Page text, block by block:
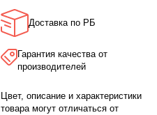
Доставка по РБ
Гарантия качества от
производителей
Цвет, описание и характеристики
товара могут отличаться от